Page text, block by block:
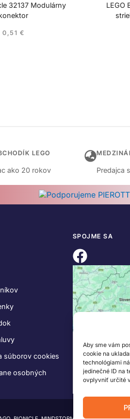
Aby sme vám
cookie na
technológiami
jedinečné ID na
ovplyvniť určité
32137 Modulárny
0,51 €
LEGO
LEGO
ako 20 rokov Predajca
súborov cookies
osobných
SPOJME SA